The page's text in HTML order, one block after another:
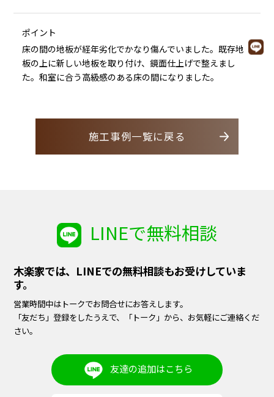
ポイント
床の間の地板が経年劣化でかなり傷んでいました。既存地
板の上に新しい地板を取り付け、鏡面仕上げで整えまし
た。和室に合う高級感のある床の間になりました。
施工事例一覧に戻る
LINEで無料相談
木楽家では、LINEでの無料相談もお受けしていま
す。
営業時間中はトークでお問合せにお答えします。
「友だち」登録をしたうえで、「トーク」から、お気軽にご連絡くだ
さい。
友達の追加はこちら